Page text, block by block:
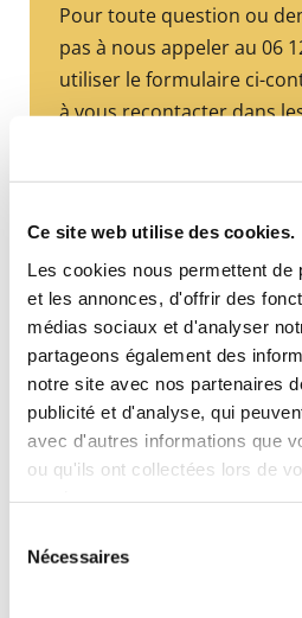
Ce site web utilise des cookies.
Les cookies nous permettent de
et les annonces, d'offrir des
médias sociaux et d'analyser
partageons également des
notre site avec nos partenaires
publicité et d'analyse, qui
avec d'autres informations que
ou qu'ils ont collectées lors de
Nécessaires
Pour toute question ou
pas à nous appeler au 06
utiliser le formulaire ci-
à vous recontacter dans
Place du Village
01390 Civrieux
Nom et Prénom
Téléphone
Email*